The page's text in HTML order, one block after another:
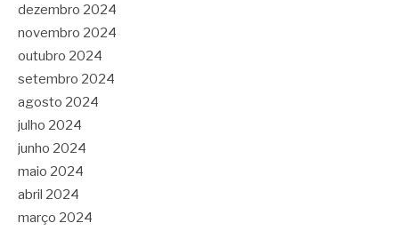
dezembro 2024
novembro 2024
outubro 2024
setembro 2024
agosto 2024
julho 2024
junho 2024
maio 2024
abril 2024
março 2024